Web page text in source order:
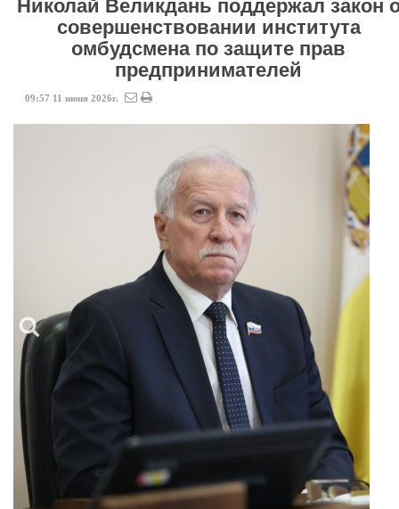
совершенствовании института
омбудсмена по защите прав
предпринимателей
09:57 11 июня 2026г.